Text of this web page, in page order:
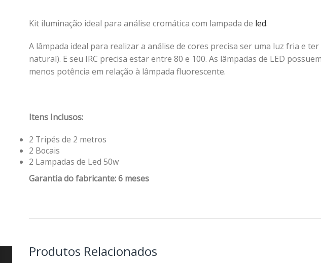
Kit iluminação ideal para análise cromática com lampada de led.
A lâmpada ideal para realizar a análise de cores precisa ser uma luz fria e
natural). E seu IRC precisa estar entre 80 e 100. As lâmpadas de LED
menos potência em relação à lâmpada fluorescente.
Itens Inclusos:
2 Tripés de 2 metros
2 Bocais
2 Lampadas de Led 50w
Garantia do fabricante: 6 meses
Produtos Relacionados